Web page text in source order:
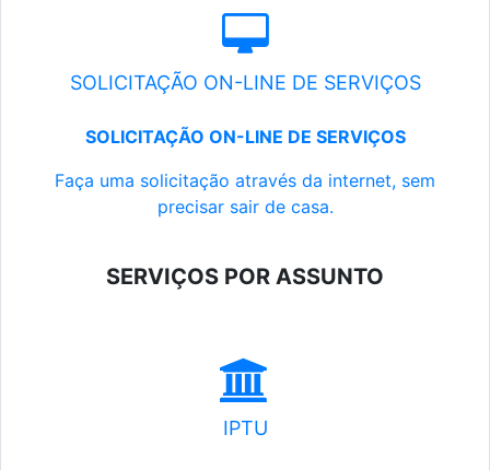
SOLICITAÇÃO ON-LINE DE SERVIÇOS
SOLICITAÇÃO ON-LINE DE SERVIÇOS
Faça uma solicitação através da internet, sem
precisar sair de casa.
SERVIÇOS POR ASSUNTO
IPTU